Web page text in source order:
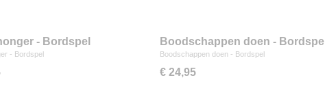
- Bordspel
- Bordspel
Boodschappen doen - Bordspel
Boodschappen doen - Bordspel
€ 24,95